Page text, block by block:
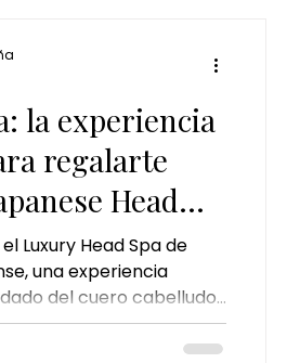
la experiencia
regalarte
Head
Luxury Head Spa de
una experiencia
del cuero cabelludo,
Conoce sus beneficios,
recomendado y por qué